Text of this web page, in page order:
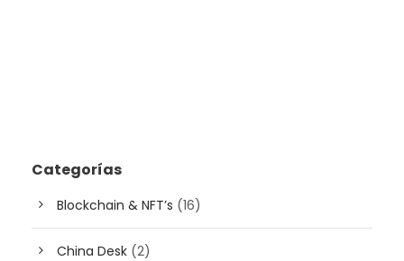
Categorías
Blockchain & NFT’s (16)
China Desk (2)